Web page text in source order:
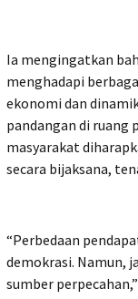
Ia mengingatkan
menghadapi
ekonomi dan
pandangan di ruang
masyarakat
secara bijaksana,
“Perbedaan
demokrasi. Namun,
sumber